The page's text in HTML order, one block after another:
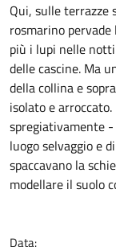
Qui, sulle terrazze
rosmarino
più i lupi nelle
delle cascine. Ma
della collina e
isolato e
spregiativamente -
luogo selvaggio e
spaccavano la
modellare il suolo
Data: